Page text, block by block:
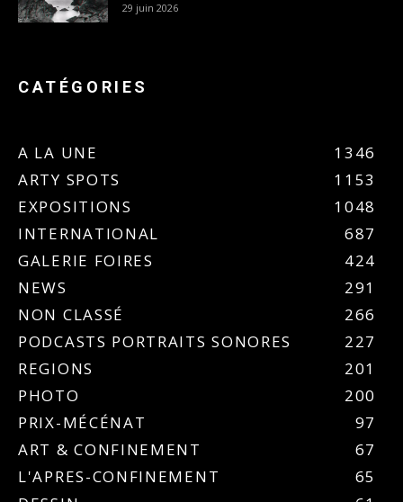
29 juin 2026
CATÉGORIES
A LA UNE
1346
ARTY SPOTS
1153
EXPOSITIONS
1048
INTERNATIONAL
687
GALERIE FOIRES
424
NEWS
291
NON CLASSÉ
266
PODCASTS PORTRAITS SONORES
227
REGIONS
201
PHOTO
200
PRIX-MÉCÉNAT
97
ART & CONFINEMENT
67
L'APRES-CONFINEMENT
65